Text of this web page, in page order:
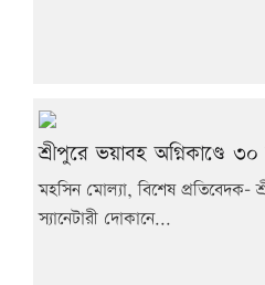
শ্রীপুরে ভয়াবহ অগ্নিকাণ্ডে
মহসিন মোল্যা, বিশেষ প্রতিবেদক-
স্যানেটারী দোকানে...